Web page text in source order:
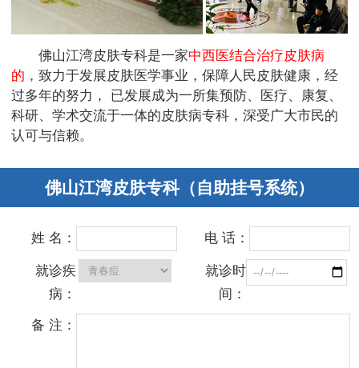
佛山江湾皮肤专科是一家中西医结合治疗皮肤病
的， 致力于发展皮肤医学事业，保障人民皮肤健康，经
过多年的努力， 已发展成为一所集预防、医疗、康复、
科研、学术交流于一体的皮肤病专科，深受广大市民的
认可与信赖。
佛山江湾皮肤专科（自助挂号系统）
姓 名： 电 话：
就诊疾
病：
就诊时
间：
备 注：